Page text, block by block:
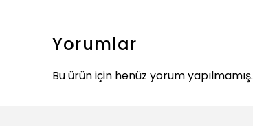
Yorumlar
Bu ürün için henüz yorum yapılmamış.